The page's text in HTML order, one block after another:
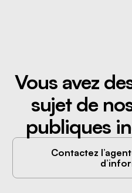
Vous avez
sujet de
publiques
Contactez